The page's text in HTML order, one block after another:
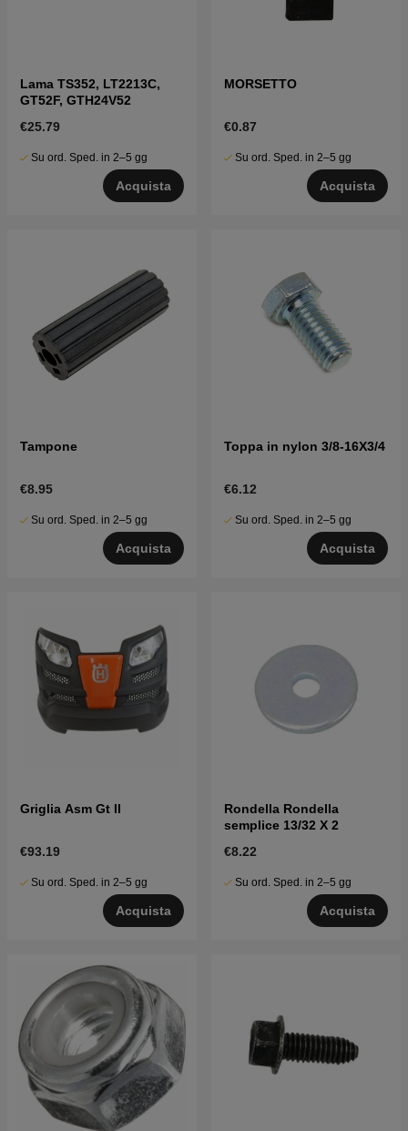
Lama TS352, LT2213C,
GT52F, GTH24V52
€25.79
Su ord. Sped. in 2–5 gg
Acquista
MORSETTO
€0.87
Su ord. Sped. in 2–5 gg
Acquista
Tampone
€8.95
Su ord. Sped. in 2–5 gg
Acquista
Toppa in nylon 3/8-16X3/4
€6.12
Su ord. Sped. in 2–5 gg
Acquista
Griglia Asm Gt II
€93.19
Su ord. Sped. in 2–5 gg
Acquista
Rondella Rondella
semplice 13/32 X 2
€8.22
Su ord. Sped. in 2–5 gg
Acquista